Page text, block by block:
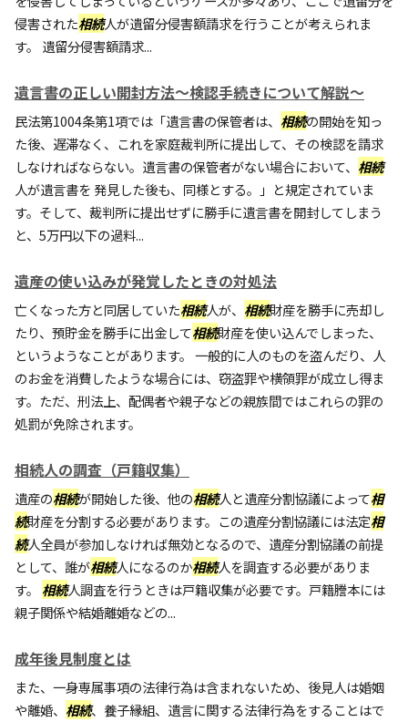
侵害された相続人が遺留分侵害額請求を行うことが考えられま
す。 遺留分侵害額請求...
遺言書の正しい開封方法～検認手続きについて解説～
民法第1004条第1項では「遺言書の保管者は、 相続の開始を知っ
た後、遅滞なく、これを家庭裁判所に提出して、その検認を請求
しなければならない。遺言書の保管者がない場合において、 相続
人が遺言書を 発見した後も、同様とする。」と規定されていま
す。そして、裁判所に提出せずに勝手に遺言書を開封してしまう
と、5万円以下の過料...
遺産の使い込みが発覚したときの対処法
亡くなった方と同居していた相続人が、 相続財産を勝手に売却し
たり、預貯金を勝手に出金して相続財産を使い込んでしまった、
というようなことがあります。 一般的に人のものを盗んだり、人
のお金を消費したような場合には、窃盗罪や横領罪が成立し得ま
す。ただ、刑法上、配偶者や親子などの親族間ではこれらの罪の
処罰が免除されます。
相続人の調査（戸籍収集）
遺産の相続が開始した後、他の相続人と遺産分割協議によって相
続財産を分割する必要があります。この遺産分割協議には法定相
続人全員が参加しなければ無効となるので、遺産分割協議の前提
として、誰が相続人になるのか相続人を調査する必要がありま
す。 相続人調査を行うときは戸籍収集が必要です。戸籍謄本には
親子関係や結婚離婚などの...
成年後見制度とは
また、一身専属事項の法律行為は含まれないため、後見人は婚姻
や離婚、 相続、養子縁組、遺言に関する法律行為をすることはで